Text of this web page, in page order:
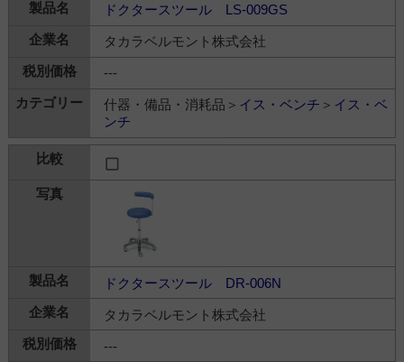
ドクタースツール LS-009GS
タカラベルモント株式会社
---
什器・備品・消耗品＞ イス・ベンチ ＞ イス・ベ
ンチ
ドクタースツール DR-006N
タカラベルモント株式会社
---